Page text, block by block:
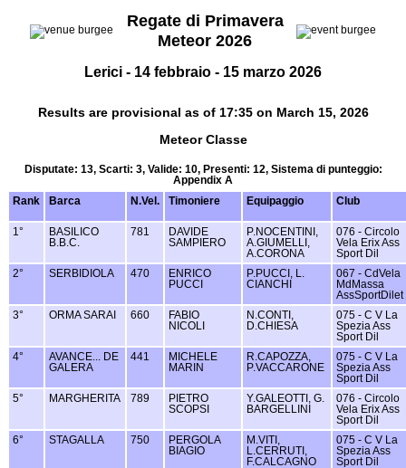
Regate di Primavera
Meteor 2026
Lerici - 14 febbraio - 15 marzo 2026
Results are provisional as of 17:35 on March 15, 2026
Meteor Classe
Disputate: 13, Scarti: 3, Valide: 10, Presenti: 12, Sistema di punteggio:
Appendix A
Rank
Barca N.Vel. Timoniere Equipaggio Club
1°
BASILICO
B.B.C.
781
DAVIDE
SAMPIERO
P.NOCENTINI,
A.GIUMELLI,
A.CORONA
076 - Circolo
Vela Erix Ass
Sport Dil
2°
SERBIDIOLA 470
ENRICO
PUCCI
P.PUCCI, L.
CIANCHI
067 - CdVela
MdMassa
AssSportDilet
3°
ORMA SARAI 660
FABIO
NICOLI
N.CONTI,
D.CHIESA
075 - C V La
Spezia Ass
Sport Dil
4°
AVANCE... DE
GALERA
441
MICHELE
MARIN
R.CAPOZZA,
P.VACCARONE
075 - C V La
Spezia Ass
Sport Dil
5°
MARGHERITA 789
PIETRO
SCOPSI
Y.GALEOTTI, G.
BARGELLINI
076 - Circolo
Vela Erix Ass
Sport Dil
6°
STAGALLA 750
PERGOLA
BIAGIO
M.VITI,
L.CERRUTI,
F.CALCAGNO
075 - C V La
Spezia Ass
Sport Dil